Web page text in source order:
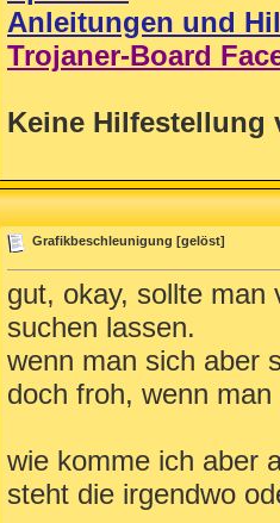
Anleitungen und
Trojaner-Board
Keine Hilfestellung
Grafikbeschleunigung [gelöst]
gut, okay, sollte man
suchen lassen.
wenn man sich aber
doch froh, wenn
wie komme ich aber
steht die irgendwo